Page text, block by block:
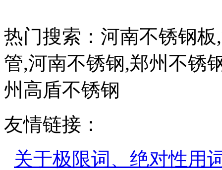
热门搜索：河南不锈钢
管,河南不锈钢,郑州不锈
州高盾不锈钢
友情链接：
关于极限词、绝对性用